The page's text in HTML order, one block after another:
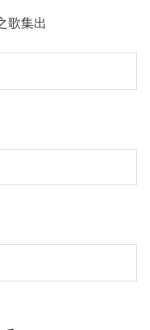
歌集出